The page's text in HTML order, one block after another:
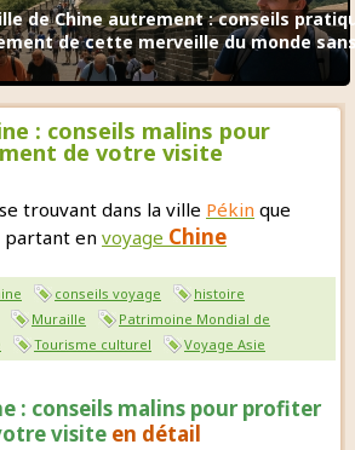
de Chine autrement : conseils
de cette merveille du monde
: conseils malins pour
de votre visite
se trouvant dans la ville Pékin que
partant en voyage Chine
conseils voyage
histoire
Muraille
Patrimoine Mondial de
Tourisme culturel Voyage Asie
: conseils malins pour profiter
visite en détail